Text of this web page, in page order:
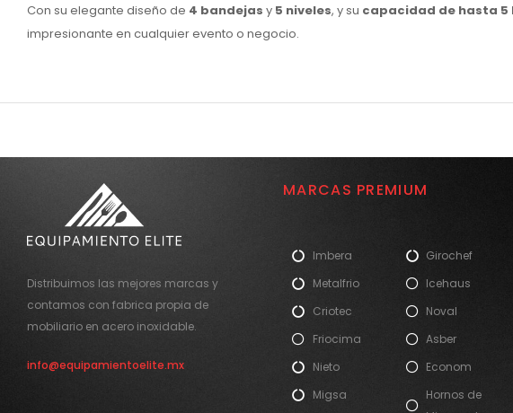
Con su elegante diseño de 4 bandejas y 5 niveles, y su capacidad de hasta 5
impresionante en cualquier evento o negocio.
Distribuimos las mejores marcas y
contamos con fabrica propia de
mobiliario en acero inoxidable.
info@equipamientoelite.mx
MARCAS PREMIUM
Imbera
Metalfrio
Criotec
Friocima
Nieto
Migsa
Girochef
Icehaus
Noval
Asber
Econom
Hornos de